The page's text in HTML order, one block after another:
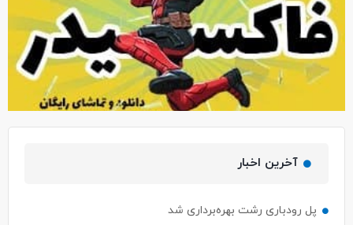
آخرین اخبار
پل رودباری رشت بهره‌برداری شد